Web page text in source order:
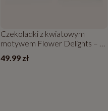
Czekoladki z kwiatowym
motywem Flower Delights – 6
49.99 zł